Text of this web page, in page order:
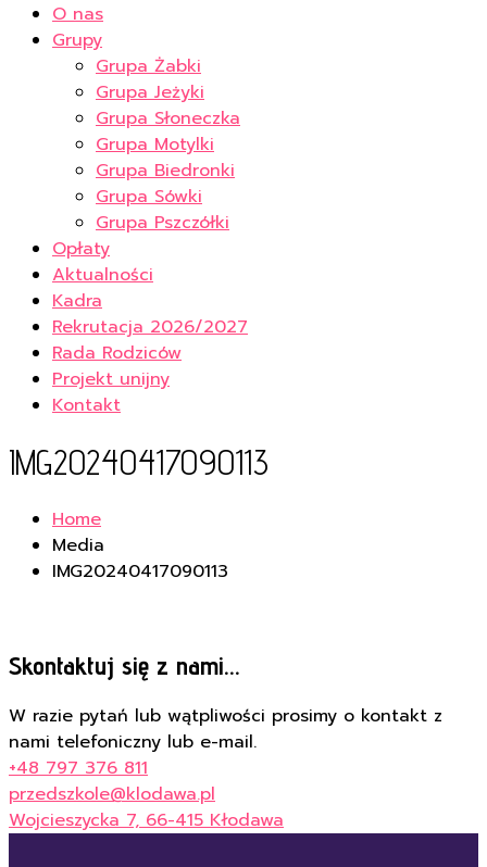
O nas
Grupy
Grupa Żabki
Grupa Jeżyki
Grupa Słoneczka
Grupa Motylki
Grupa Biedronki
Grupa Sówki
Grupa Pszczółki
Opłaty
Aktualności
Kadra
Rekrutacja 2026/2027
Rada Rodziców
Projekt unijny
Kontakt
IMG20240417090113
Home
Media
IMG20240417090113
Skontaktuj się z nami...
W razie pytań lub wątpliwości prosimy o kontakt z
nami telefoniczny lub e-mail.
+48 797 376 811
przedszkole@klodawa.pl
Wojcieszycka 7, 66-415 Kłodawa